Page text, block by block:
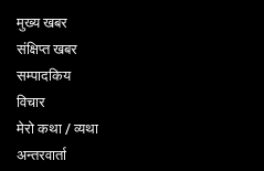
मुख्य खबर
संक्षिप्त खबर
सम्पादकिय
विचार
मेरो कथा / व्यथा
अन्तरवार्ता